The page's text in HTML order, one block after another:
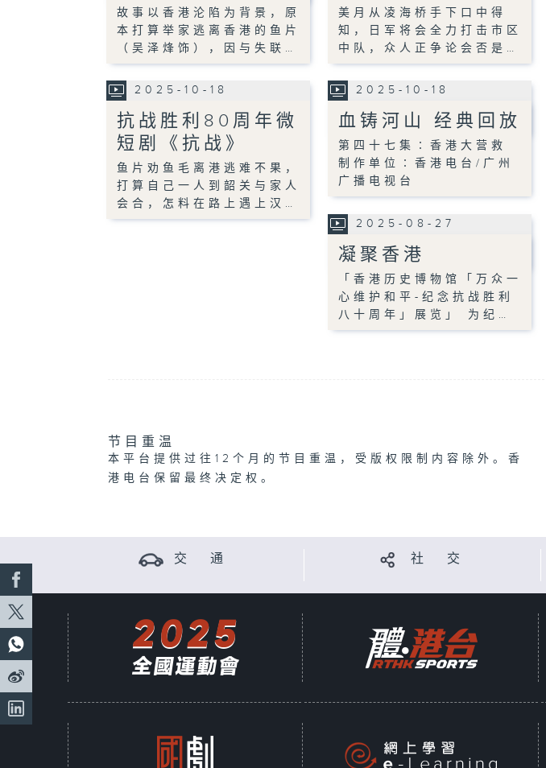
故事以香港沦陷为背景，原
本打算举家逃离香港的鱼片
（吴泽烽饰），因与失联…
美月从凌海桥手下口中得
知，日军将会全力打击市区
中队，众人正争论会否是…
2025-10-18
抗战胜利80周年微
短剧《抗战》
鱼片劝鱼毛离港逃难不果，
打算自己一人到韶关与家人
会合，怎料在路上遇上汉…
2025-10-18
血铸河山 经典回放
第四十七集∶香港大营救
制作单位∶香港电台/广州
广播电视台
2025-08-27
凝聚香港
「香港历史博物馆「万众一
心维护和平-纪念抗战胜利
八十周年」展览」 为纪…
节目重温
本平台提供过往12个月的节目重温，受版权限制内容除外。香
港电台保留最终决定权。
交 通 社 交